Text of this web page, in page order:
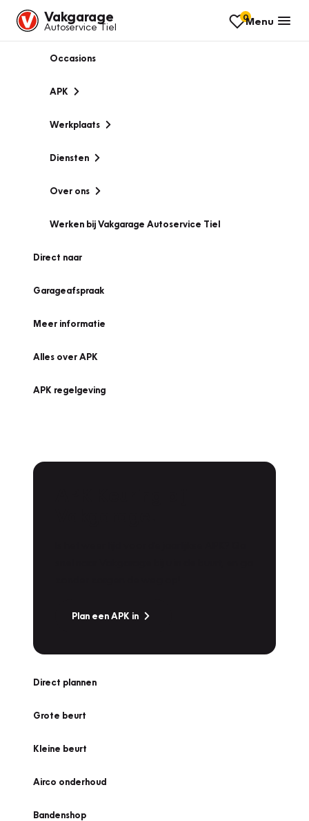
Vakgarage
Autoservice Tiel
0Menu
Occasions
APK
Werkplaats
Diensten
Over ons
Werken bij Vakgarage Autoservice Tiel
Direct naar
Garageafspraak
Meer informatie
Alles over APK
APK regelgeving
Plan een APK in
Direct plannen
Grote beurt
Kleine beurt
Airco onderhoud
Bandenshop